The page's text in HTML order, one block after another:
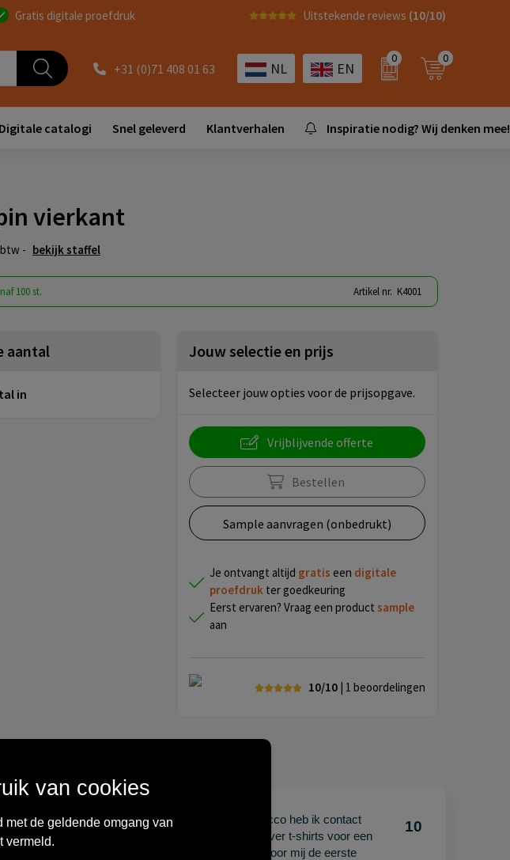
Gratis digitale proefdruk Uitstekende reviews (10/10)
+31 (0)71 408 01 63 NL EN
0 0
Digitale catalogi Snel geleverd Klantverhalen Inspiratie nodig? Wij denken mee!
vierkant
- bekijk staffel
100 st. Artikel nr. K4001
aantal
in
Jouw selectie en prijs
Selecteer jouw opties voor de prijsopgave.
Vrijblijvende offerte
Bestellen
Sample aanvragen (onbedrukt)
Je ontvangt altijd gratis een digitale
proefdrukter goedkeuring
Eerst ervaren? Vraag een product sample
aan
10/10 | 1 beoordelingen
denken in oplossingen.
bestelde artikelen waren
10
"Met Jacco heb ik contact
gehad over t-shirts voor een
beurs. Voor mij de eerste
10
van cookies
met de geldende omgang van
vermeld.